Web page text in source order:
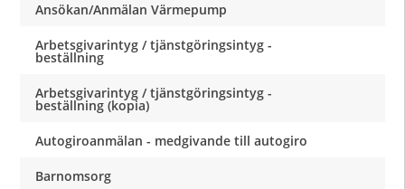
Ansökan/Anmälan Värmepump
Arbetsgivarintyg / tjänstgöringsintyg -
beställning
Arbetsgivarintyg / tjänstgöringsintyg -
beställning (kopia)
Autogiroanmälan - medgivande till autogiro
Barnomsorg